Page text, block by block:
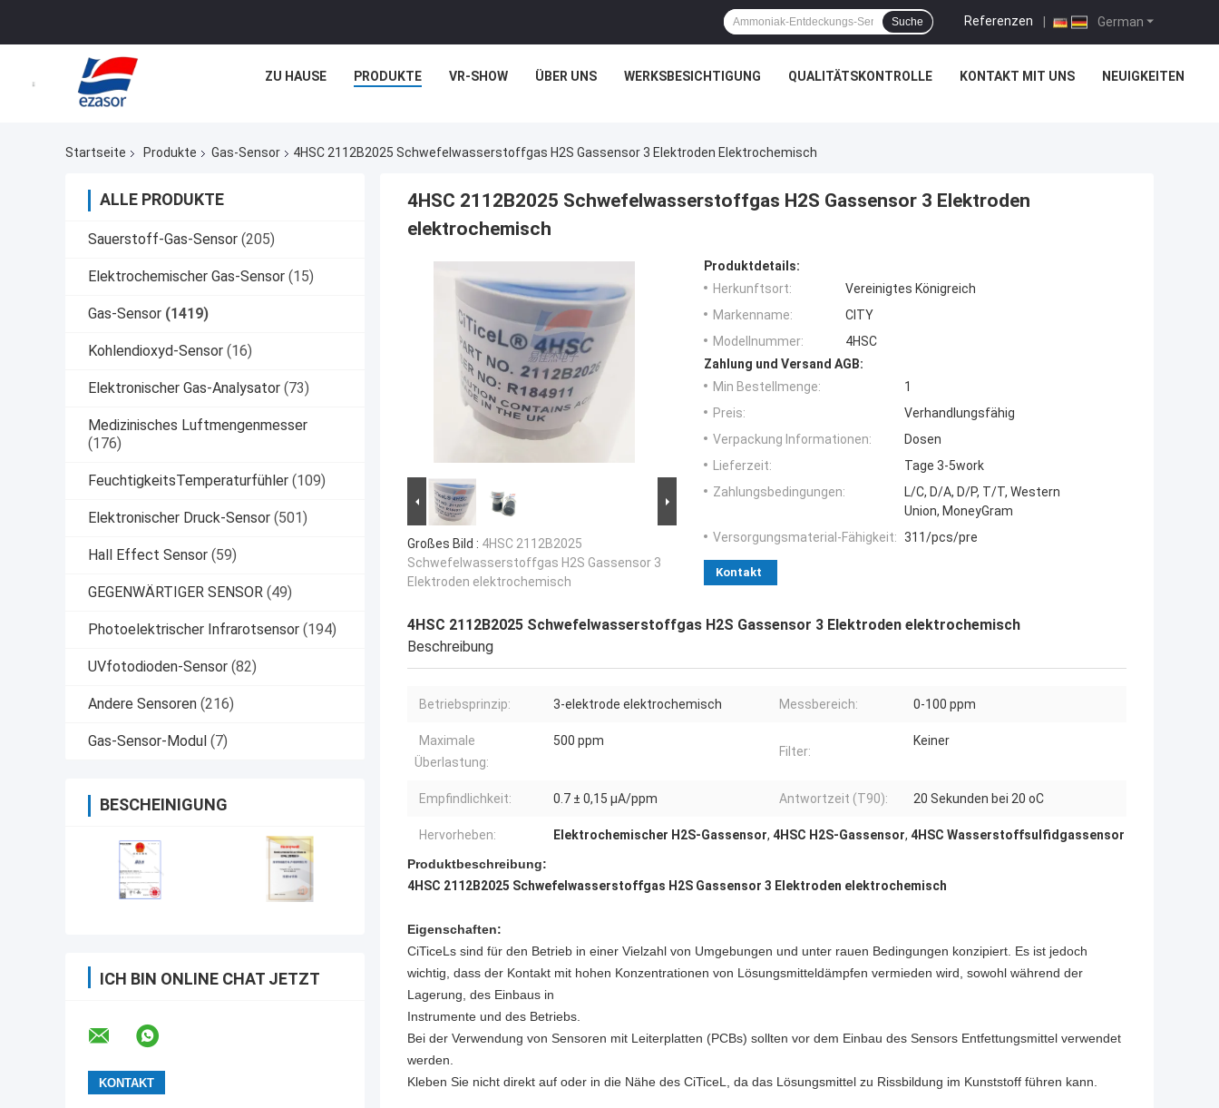
German
Referenzen |
Suche
ZU HAUSE PRODUKTE VR-SHOW ÜBER UNS WERKSBESICHTIGUNG QUALITÄTSKONTROLLE KONTAKT MIT UNS NEUIGKEITEN
Startseite Produkte Gas-Sensor 4HSC 2112B2025 Schwefelwasserstoffgas H2S Gassensor 3 Elektroden Elektrochemisch
ALLE PRODUKTE
Sauerstoff-Gas-Sensor (205)
Elektrochemischer Gas-Sensor (15)
Gas-Sensor (1419)
Kohlendioxyd-Sensor (16)
Elektronischer Gas-Analysator (73)
Medizinisches Luftmengenmesser
(176)
FeuchtigkeitsTemperaturfühler (109)
Elektronischer Druck-Sensor (501)
Hall Effect Sensor (59)
GEGENWÄRTIGER SENSOR (49)
Photoelektrischer Infrarotsensor (194)
UVfotodioden-Sensor (82)
Andere Sensoren (216)
Gas-Sensor-Modul (7)
BESCHEINIGUNG
ICH BIN ONLINE CHAT JETZT
4HSC 2112B2025 Schwefelwasserstoffgas H2S Gassensor 3 Elektroden
elektrochemisch
Großes Bild : 4HSC 2112B2025
Schwefelwasserstoffgas H2S Gassensor 3
Elektroden elektrochemisch
Produktdetails:
Herkunftsort:
Vereinigtes Königreich
Markenname:
CITY
Modellnummer:
4HSC
Zahlung und Versand AGB:
Min Bestellmenge:
1
Preis:
Verhandlungsfähig
Verpackung Informationen:
Dosen
Lieferzeit:
Tage 3-5work
Zahlungsbedingungen:
L/C, D/A, D/P, T/T, Western
Union, MoneyGram
Versorgungsmaterial-Fähigkeit: 311/pcs/pre
Kontakt
4HSC 2112B2025 Schwefelwasserstoffgas H2S Gassensor 3 Elektroden elektrochemisch
Beschreibung
Betriebsprinzip: 3-elektrode elektrochemisch Messbereich: 0-100 ppm
Maximale
Überlastung:
500 ppm
Filter:
Keiner
Empfindlichkeit: 0.7 ± 0,15 μA/ppm Antwortzeit (T90): 20 Sekunden bei 20 oC
Hervorheben: Elektrochemischer H2S-Gassensor, 4HSC H2S-Gassensor, 4HSC Wasserstoffsulfidgassensor
Produktbeschreibung:
4HSC 2112B2025 Schwefelwasserstoffgas H2S Gassensor 3 Elektroden elektrochemisch​
Eigenschaften:
CiTiceLs sind für den Betrieb in einer Vielzahl von Umgebungen und unter rauen Bedingungen konzipiert. Es ist jedoch
wichtig, dass der Kontakt mit hohen Konzentrationen von Lösungsmitteldämpfen vermieden wird, sowohl während der
Lagerung, des Einbaus in
Instrumente und des Betriebs.
Bei der Verwendung von Sensoren mit Leiterplatten (PCBs) sollten vor dem Einbau des Sensors Entfettungsmittel verwendet
werden.
Kleben Sie nicht direkt auf oder in die Nähe des CiTiceL, da das Lösungsmittel zu Rissbildung im Kunststoff führen kann.